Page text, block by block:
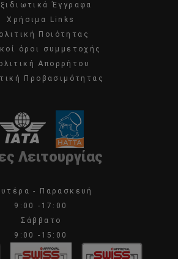
Έγγραφα
Χρήσιμα Links
Ποιότητας
όροι συμμετοχής
Απορρήτου
Προβασιμότητας
Λειτουργίας
- Παρασκευή
9:00 -17:00
Σάββατο
9:00 -15:00